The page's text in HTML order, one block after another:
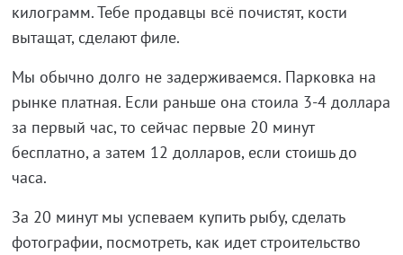
килограмм. Тебе продавцы всё почистят, кости
вытащат, сделают филе.
Мы обычно долго не задерживаемся. Парковка на
рынке платная. Если раньше она стоила 3-4 доллара
за первый час, то сейчас первые 20 минут
бесплатно, а затем 12 долларов, если стоишь до
часа.
За 20 минут мы успеваем купить рыбу, сделать
фотографии, посмотреть, как идет строительство